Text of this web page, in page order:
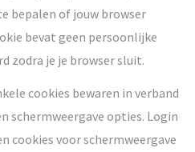
bepalen of jouw browser
bevat geen persoonlijke
zodra je je browser sluit.
cookies bewaren in verband
schermweergave opties. Login
cookies voor schermweergave